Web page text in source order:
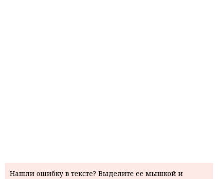
Нашли ошибку в тексте? Выделите ее мышкой и